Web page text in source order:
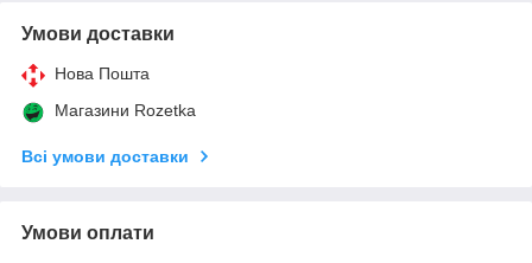
Умови доставки
Нова Пошта
Магазини Rozetka
Всі умови доставки
Умови оплати